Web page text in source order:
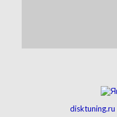
disktuning.ru